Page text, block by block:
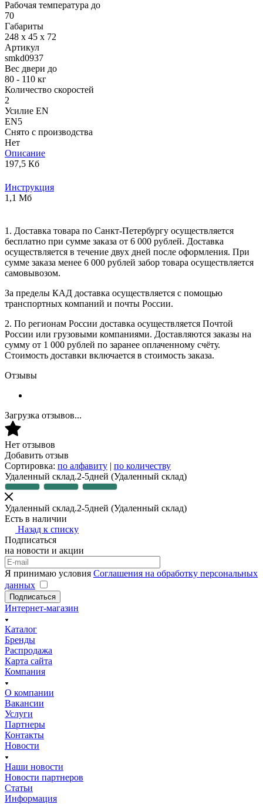
Рабочая температура до
70
Габариты
248 х 45 х 72
Артикул
smkd0937
Вес двери до
80 - 110 кг
Количество скоростей
2
Усилие EN
EN5
Снято с производства
Нет
Описание
197,5 Кб
Инструкция
1,1 Мб
1. Доставка товара по Санкт-Петербургу осуществляется
бесплатно при сумме заказа от 6 000 рублей. Доставка
осуществляется в течение двух дней после оформления. При
сумме заказа менее 6 000 рублей забор товара осуществляется
самовывозом.
За пределы КАД доставка осуществляется с помощью
транспортных компаний и почты России.
2. По регионам России доставка осуществляется Почтой
России или грузовыми компаниями. Доставляются заказы на
сумму от 1 000 рублей по заранее оплаченному счёту.
Стоимость доставки включается в стоимость заказа.
Отзывы
Загрузка отзывов...
Нет отзывов
Добавить отзыв
Сортировка: по алфавиту | по количеству
Удаленный склад.2-5дней (Удаленный склад)
Удаленный склад.2-5дней (Удаленный склад)
Есть в наличии
Назад к списку
Подписаться
на новости и акции
Я принимаю условия Соглашения на обработку персональных
данных
Подписаться
Интернет-магазин
Каталог
Бренды
Распродажа
Карта сайта
Компания
О компании
Вакансии
Услуги
Партнеры
Контакты
Новости
Наши новости
Новости партнеров
Статьи
Информация